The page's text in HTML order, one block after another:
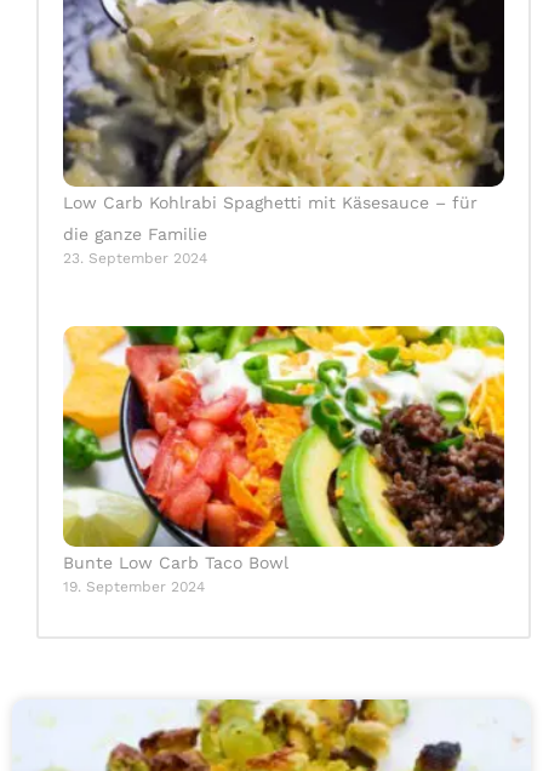
Low Carb Kohlrabi Spaghetti mit Käsesauce – für
die ganze Familie
23. September 2024
Bunte Low Carb Taco Bowl
19. September 2024